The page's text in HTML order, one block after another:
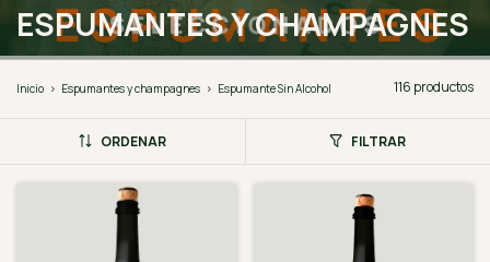
ESPUMANTES Y CHAMPAGNES
Inicio > Espumantes y champagnes > Espumante Sin Alcohol 116 productos
ORDENAR FILTRAR